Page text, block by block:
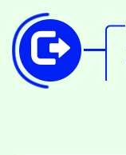
局官
開!
115
桃
視
大